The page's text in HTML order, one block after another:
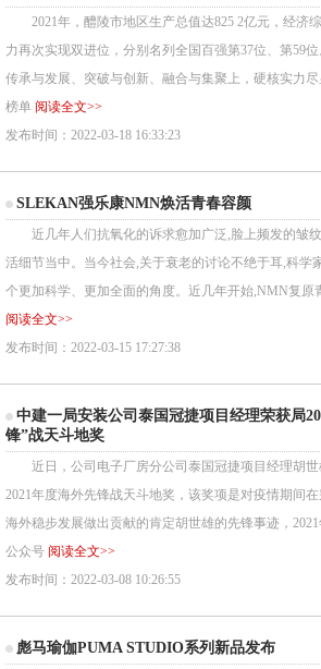
2021年，醴陵市地区生产总值达825 2亿元，经济
力再次实现双进位，分别名列全国百强第37位、第59
传承与发展、突破与创新、融合与集聚上，硬核实力
榜单 阅读全文>>
发布时间：2022-03-18 16:33:23
SLEKAN强乐康NMN焕活青春容颜
近几年人们抗氧化的诉求愈加广泛,脸上频发的皱
活细节当中。当今社会,关于衰老的讨论不绝于耳,科学
个更加科学、更加全面的角度。近几年开始,NMN复原
阅读全文>>
发布时间：2022-03-15 17:27:38
中建一局安装公司泰国冠捷项目经理荣获局
锋”战天斗地奖
近日，公司电子厂房分公司泰国冠捷项目经理胡世
2021年度海外先锋战天斗地奖，该奖项是对疫情期间
海外稳步发展做出贡献的肯定胡世雄的先锋事迹，
公众号 阅读全文>>
发布时间：2022-03-08 10:26:55
彪马瑜伽PUMA STUDIO系列新品发布